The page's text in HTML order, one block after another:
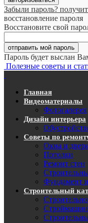
Забыли пароль?
восстановление пароля
Восстановите свой
Пароль будет выслан
Полезные советы и
Главная
Видеоматериалы
Фотогалерея
Дизайн интерьера
Советы по
Окна и
Потолки
Ремонт стен
Фундамент и
Строительный